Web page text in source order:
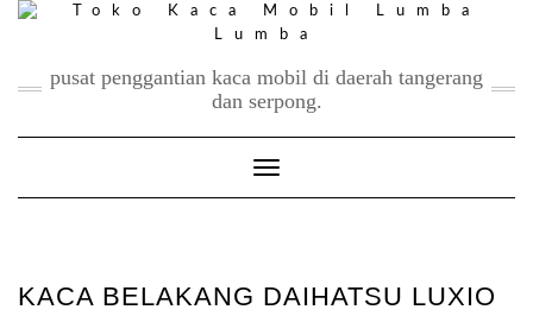
Skip
pusat penggantian kaca mobil di daerah tangerang
dan serpong.
Toggle Navigation
KACA BELAKANG DAIHATSU LUXIO